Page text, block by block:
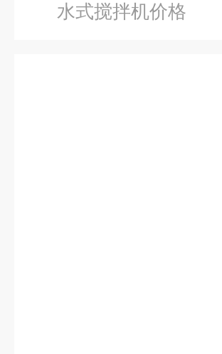
水式搅拌机价格